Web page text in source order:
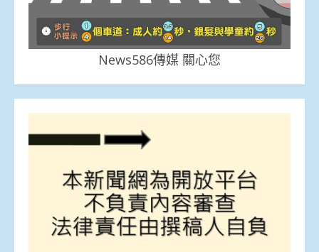
News586傳媒 關心您